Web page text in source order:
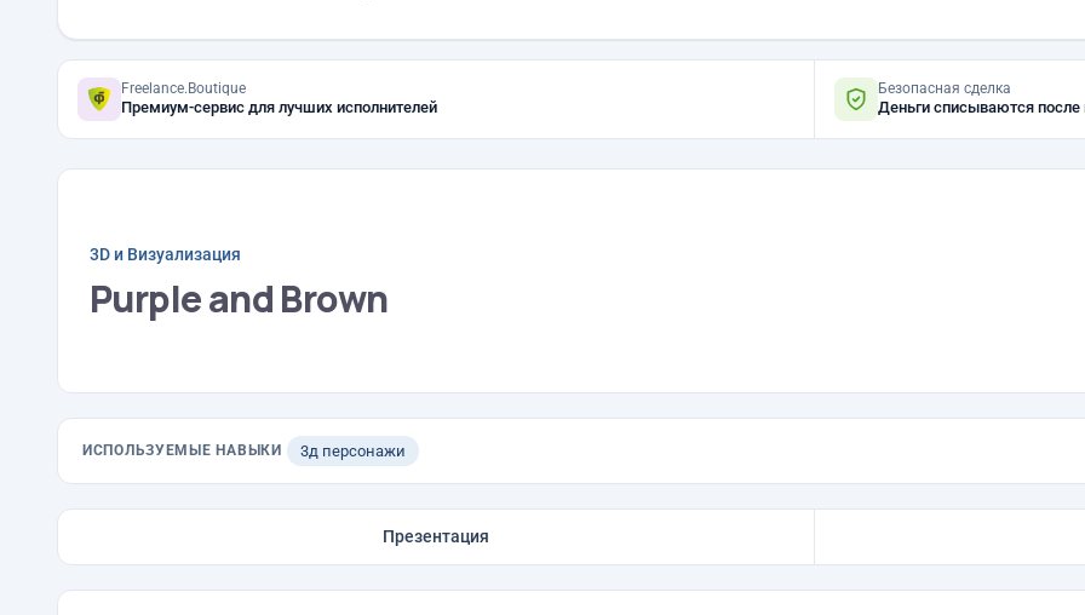
Freelance.Boutique
Премиум-сервис для лучших исполнителей
Безопасная сделка
Деньги списываются после
3D и Визуализация
Purple and Brown
ИСПОЛЬЗУЕМЫЕ НАВЫКИ 3д персонажи
Презентация